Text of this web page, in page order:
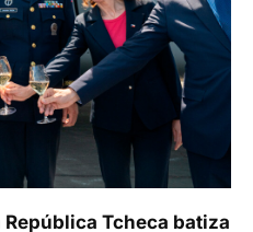
Tcheca batiza